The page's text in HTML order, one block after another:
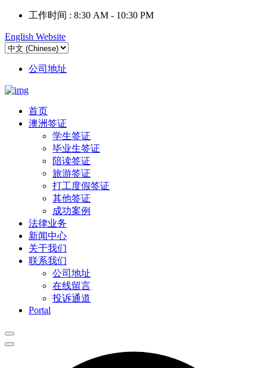
工作时间 : 8:30 AM - 10:30 PM
English Website
公司地址
首页
澳洲签证
学生签证
毕业生签证
陪读签证
旅游签证
打工度假签证
其他签证
成功案例
法律业务
新闻中心
关于我们
联系我们
公司地址
在线留言
投诉通道
Portal